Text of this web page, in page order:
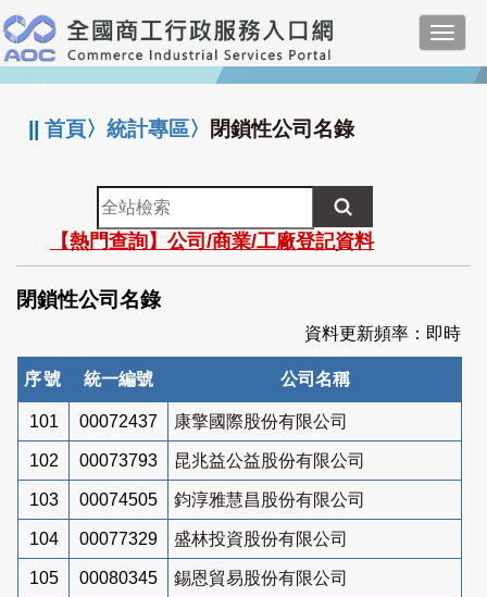
跳
到
主
要
:::
||首頁〉統計專區〉 閉鎖性公司名錄
全
站
檢
索
【熱門查詢】公司/商業/工廠登記資料
閉鎖性公司名錄
資料更新頻率：即時
序號 統一編號 公司名稱
101 00072437 康擎國際股份有限公司
102 00073793 昆兆益公益股份有限公司
103 00074505 鈞淳雅慧昌股份有限公司
104 00077329 盛林投資股份有限公司
105 00080345 錫恩貿易股份有限公司